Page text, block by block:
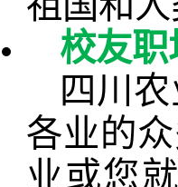
校友职
四川
各业的
业或您